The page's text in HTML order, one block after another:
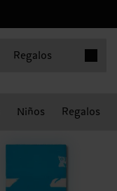
Regalos
Niños Regalos